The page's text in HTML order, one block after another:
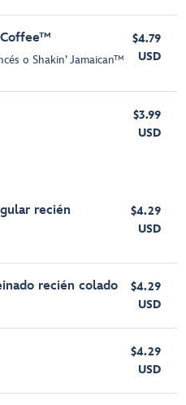
o Shakin’ Jamaican™
$4.79
USD
$3.99
USD
recién
$4.29
USD
recién colado
$4.29
USD
$4.29
USD